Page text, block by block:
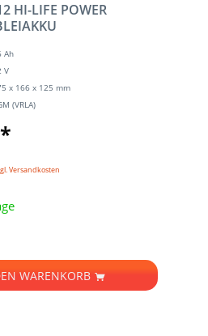
HI-LIFE POWER
Ah
V
x 166 x 125 mm
(VRLA)
Versandkosten
WARENKORB